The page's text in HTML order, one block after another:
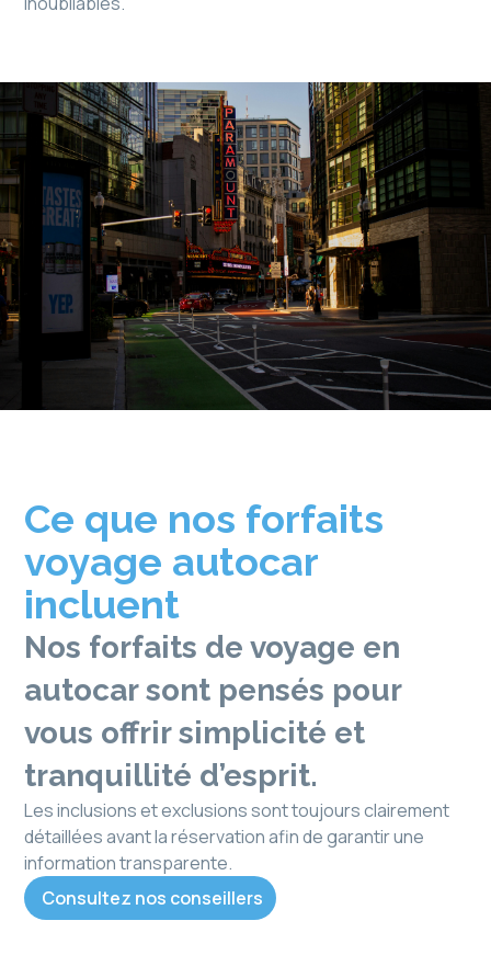
Ce que nos forfaits
voyage autocar
incluent
Nos forfaits de voyage en
autocarsont pensés pour
vous offrir simplicité et
tranquillité d’esprit.
Les inclusions et exclusions sont toujours clairement
détaillées avant la réservation afin de garantir une
information transparente.
Consultez nos conseillers